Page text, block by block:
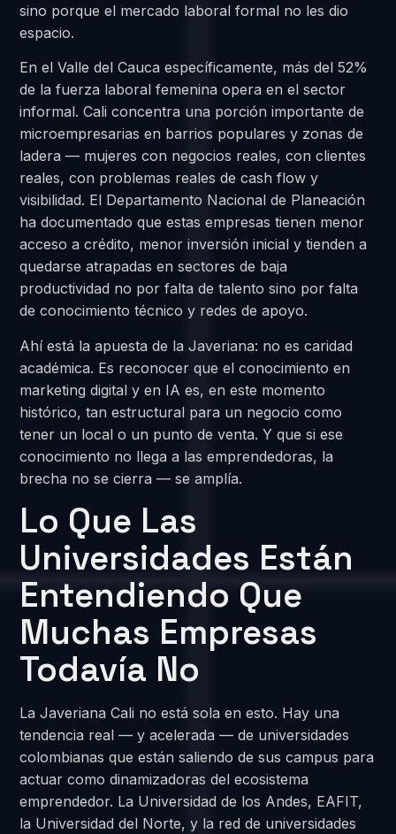
sino porque el mercado laboral formal no les dio
espacio.
En el Valle del Cauca específicamente, más del 52%
de la fuerza laboral femenina opera en el sector
informal. Cali concentra una porción importante de
microempresarias en barrios populares y zonas de
ladera — mujeres con negocios reales, con clientes
reales, con problemas reales de cash flow y
visibilidad. El Departamento Nacional de Planeación
ha documentado que estas empresas tienen menor
acceso a crédito, menor inversión inicial y tienden a
quedarse atrapadas en sectores de baja
productividad no por falta de talento sino por falta
de conocimiento técnico y redes de apoyo.
Ahí está la apuesta de la Javeriana: no es caridad
académica. Es reconocer que el conocimiento en
marketing digital y en IA es, en este momento
histórico, tan estructural para un negocio como
tener un local o un punto de venta. Y que si ese
conocimiento no llega a las emprendedoras, la
brecha no se cierra — se amplía.
Lo Que Las
Universidades Están
Entendiendo Que
Muchas Empresas
Todavía No
La Javeriana Cali no está sola en esto. Hay una
tendencia real — y acelerada — de universidades
colombianas que están saliendo de sus campus para
actuar como dinamizadoras del ecosistema
emprendedor. La Universidad de los Andes, EAFIT,
la Universidad del Norte, y la red de universidades